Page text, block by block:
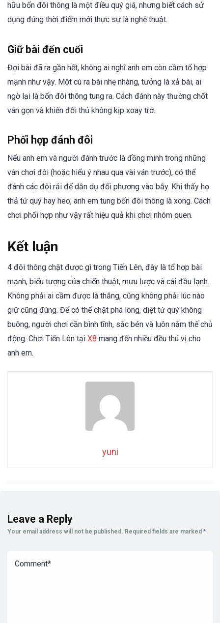
hữu bốn đôi thông là một điều quý giá, nhưng biết cách sử
dụng đúng thời điểm mới thực sự là nghệ thuật.
Giữ bài đến cuối
Đợi bài đã ra gần hết, không ai nghĩ anh em còn cầm tổ hợp
mạnh như vậy. Một cú ra bài nhẹ nhàng, tưởng là xả bài, ai
ngờ lại là bốn đôi thông tung ra. Cách đánh này thường chốt
ván gọn và khiến đối thủ không kịp xoay trở.
Phối hợp đánh đôi
Nếu anh em và người đánh trước là đồng minh trong những
ván chơi đôi (hoặc hiểu ý nhau qua vài ván trước), có thể
đánh các đôi rải để dẫn dụ đối phương vào bẫy. Khi thấy họ
thả tứ quý hay heo, anh em tung bốn đôi thông là xong. Cách
chơi phối hợp như vậy rất hiệu quả khi chơi nhóm quen.
Kết luận
4 đôi thông chặt được gì trong Tiến Lên, đây là tổ hợp bài
mạnh, biểu tượng của chiến thuật, mưu lược và cái đầu lạnh.
Không phải ai cầm được là thắng, cũng không phải lúc nào
giữ cũng đúng. Để có thể chặt phá long, diệt tứ quý không
buông, người chơi cần bình tĩnh, sắc bén và luôn nắm thế chủ
động. Chơi Tiến Lên tại X8 mang đến nhiều đều thú vị cho
anh em.
yuni
Leave a Reply
Your email address will not be published. Required fields are marked *